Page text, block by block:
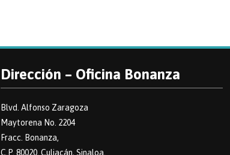
Dirección – Oficina Bonanza
Blvd. Alfonso Zaragoza
Maytorena No. 2204
Fracc. Bonanza,
C.P. 80020. Culiacán, Sinaloa.